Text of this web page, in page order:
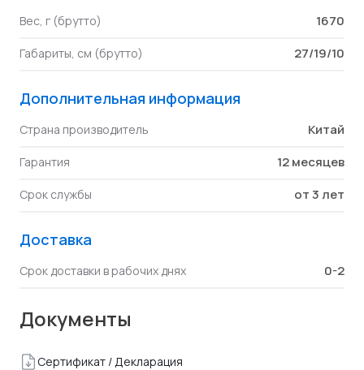
Вес, г (брутто) 1670
Габариты, см (брутто) 27/19/10
Дополнительная информация
Страна производитель Китай
Гарантия 12 месяцев
Срок службы от 3 лет
Доставка
Срок доставки в рабочих днях 0-2
Документы
Сертификат / Декларация